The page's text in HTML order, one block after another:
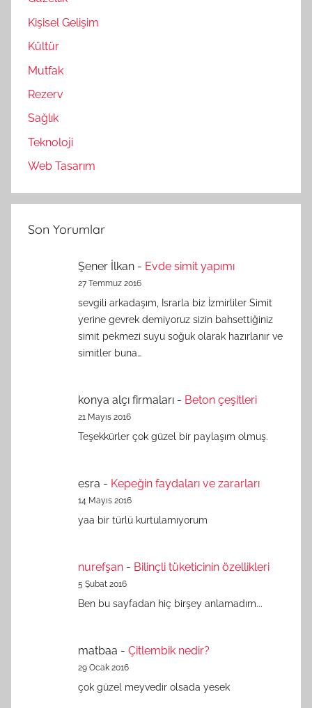
Kişisel Gelişim
Kültür
Mutfak
Rezerv
Sağlık
Teknoloji
Web Tasarım
Son Yorumlar
Şener İlkan - Evde simit yapımı
27 Temmuz 2016
sevgili arkadaşım, Israrla biz İzmirliler Simit
yerine gevrek demiyoruz sizin bahsettiğiniz
simit pekmezi suyu soğuk olarak hazırlanır ve
simitler buna…
konya alçı firmaları - Beton çeşitleri
21 Mayıs 2016
Teşekkürler çok güzel bir paylaşım olmuş.
esra - Kepeğin faydaları ve zararları
14 Mayıs 2016
yaa bir türlü kurtulamıyorum
nurefşan - Bilinçli tüketicinin özellikleri
5 Şubat 2016
Ben bu sayfadan hiç birşey anlamadım...
matbaa - Çitlembik nedir?
29 Ocak 2016
çok güzel meyvedir olsada yesek